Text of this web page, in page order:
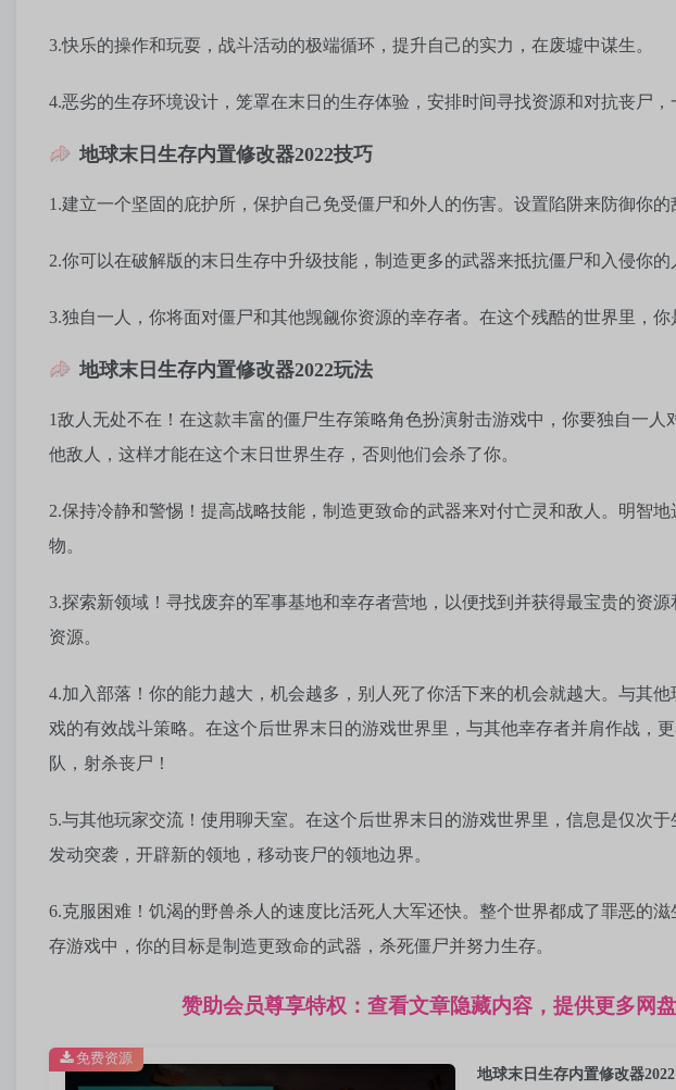
3.快乐的操作和玩耍，战斗活动的极端循环，提升自己的实力，在废墟中谋生。
4.恶劣的生存环境设计，笼罩在末日的生存体验，安排时间寻找资源和对抗丧尸，
地球末日生存内置修改器2022技巧
1.建立一个坚固的庇护所，保护自己免受僵尸和外人的伤害。设置陷阱来防御你的
2.你可以在破解版的末日生存中升级技能，制造更多的武器来抵抗僵尸和入侵你的
3.独自一人，你将面对僵尸和其他觊觎你资源的幸存者。在这个残酷的世界里，你
地球末日生存内置修改器2022玩法
1敌人无处不在！在这款丰富的僵尸生存策略角色扮演射击游戏中，你要独自一
他敌人，这样才能在这个末日世界生存，否则他们会杀了你。
2.保持冷静和警惕！提高战略技能，制造更致命的武器来对付亡灵和敌人。明智
物。
3.探索新领域！寻找废弃的军事基地和幸存者营地，以便找到并获得最宝贵的资
资源。
4.加入部落！你的能力越大，机会越多，别人死了你活下来的机会就越大。与其
戏的有效战斗策略。在这个后世界末日的游戏世界里，与其他幸存者并肩作战，
队，射杀丧尸！
5.与其他玩家交流！使用聊天室。在这个后世界末日的游戏世界里，信息是仅次
发动突袭，开辟新的领地，移动丧尸的领地边界。
6.克服困难！饥渴的野兽杀人的速度比活死人大军还快。整个世界都成了罪恶的
存游戏中，你的目标是制造更致命的武器，杀死僵尸并努力生存。
赞助会员尊享特权：查看文章隐藏内容，提供更多网
地球末日生存内置修改器
免费资源